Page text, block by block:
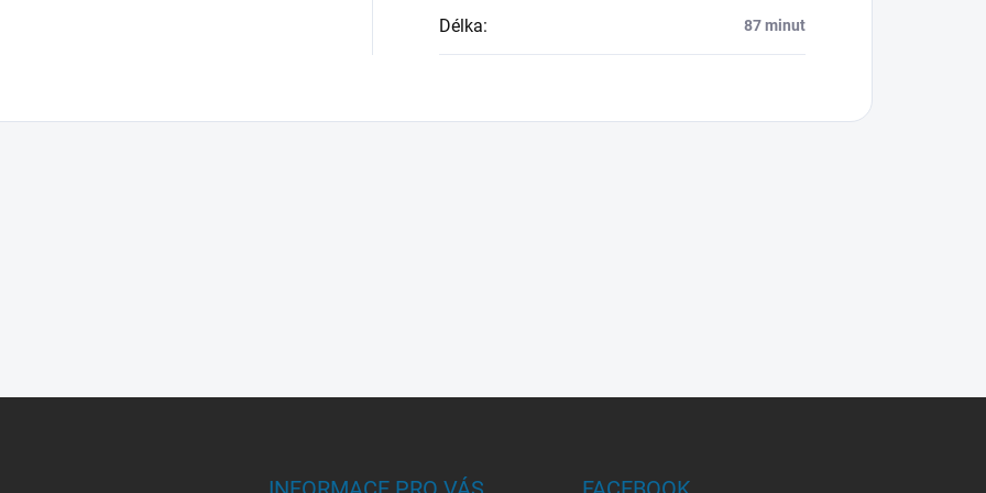
Délka: 87 minut